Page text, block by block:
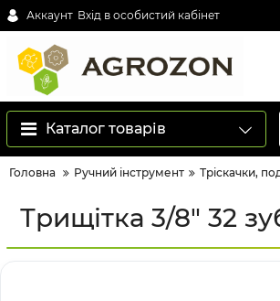
Аккаунт Вхід в особистий кабінет
Каталог товарів
Головна Ручний інструмент Тріскачки,
Трищітка 3/8" 32